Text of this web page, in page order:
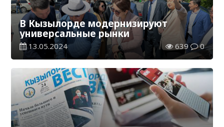
В Кызылорде модернизируют
универсальные рынки
13.05.2024 639 0